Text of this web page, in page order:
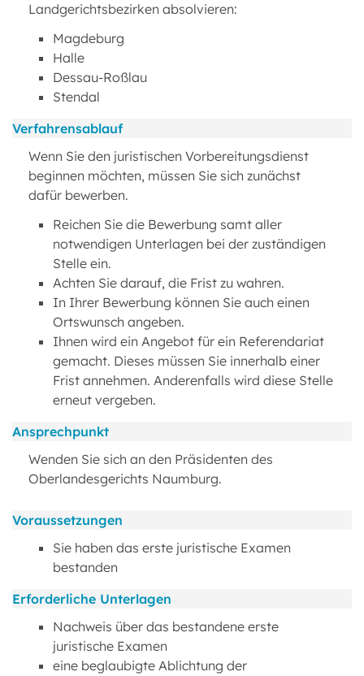
Landgerichtsbezirken absolvieren:
Magdeburg
Halle
Dessau-Roßlau
Stendal
Verfahrensablauf
Wenn Sie den juristischen Vorbereitungsdienst
beginnen möchten, müssen Sie sich zunächst
dafür bewerben.
Reichen Sie die Bewerbung samt aller
notwendigen Unterlagen bei der zuständigen
Stelle ein.
Achten Sie darauf, die Frist zu wahren.
In Ihrer Bewerbung können Sie auch einen
Ortswunsch angeben.
Ihnen wird ein Angebot für ein Referendariat
gemacht. Dieses müssen Sie innerhalb einer
Frist annehmen. Anderenfalls wird diese Stelle
erneut vergeben.
Ansprechpunkt
Wenden Sie sich an den Präsidenten des
Oberlandesgerichts Naumburg.
Voraussetzungen
Sie haben das erste juristische Examen
bestanden
Erforderliche Unterlagen
Nachweis über das bestandene erste
juristische Examen
eine beglaubigte Ablichtung der